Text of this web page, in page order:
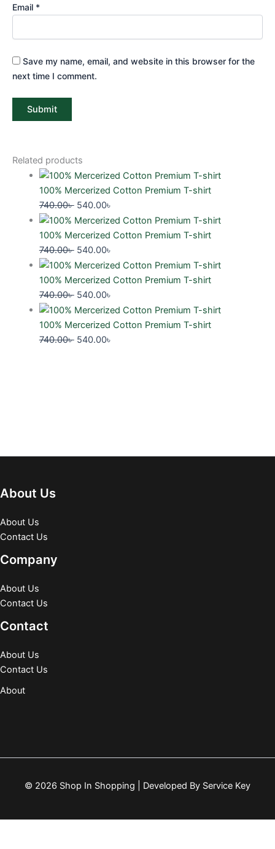
Email *
Save my name, email, and website in this browser for the
next time I comment.
Related products
100% Mercerized Cotton Premium T-shirt
740.00৳ 540.00৳
100% Mercerized Cotton Premium T-shirt
740.00৳ 540.00৳
100% Mercerized Cotton Premium T-shirt
740.00৳ 540.00৳
100% Mercerized Cotton Premium T-shirt
740.00৳ 540.00৳
About Us
About Us
Contact Us
Company
About Us
Contact Us
Contact
About Us
Contact Us
About
© 2026 Shop In Shopping | Developed By Service Key